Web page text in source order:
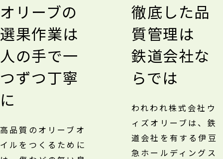
オリーブの
選果作業は
人の手で一
つずつ丁寧
に
高品質のオリーブオ
イルをつくるために
徹底した品
質管理は
鉄道会社な
らでは
われわれ株式会社ウ
ィズオリーブは、鉄
道会社を有する伊豆
急ホールディングス